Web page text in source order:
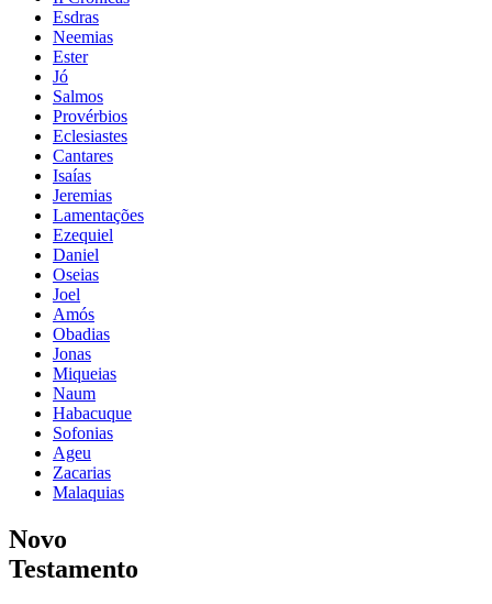
Esdras
Neemias
Ester
Jó
Salmos
Provérbios
Eclesiastes
Cantares
Isaías
Jeremias
Lamentações
Ezequiel
Daniel
Oseias
Joel
Amós
Obadias
Jonas
Miqueias
Naum
Habacuque
Sofonias
Ageu
Zacarias
Malaquias
Novo
Testamento